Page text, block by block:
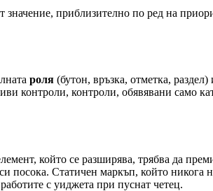
приблизително по ред на
роля (бутон, връзка, отметка,
контроли, контроли, обявявани само
който се разширява, трябва да
посока. Статичен маркъп, който никога
с уиджета при пуснат четец.